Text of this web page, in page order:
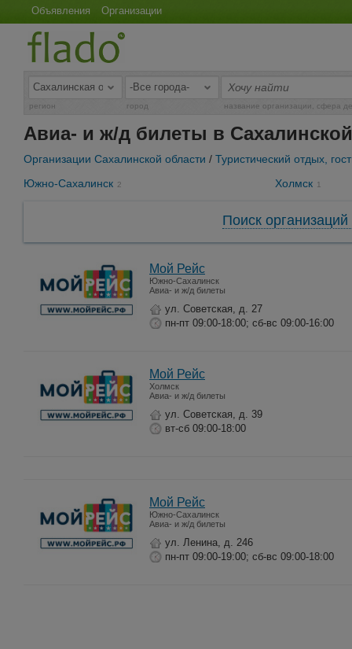
Объявления Организации
регион город название организации, сфера
Авиа- и ж/д билеты в
Организации Сахалинской области / Туристический отдых,
Южно-Сахалинск 2 Холмск 1
Поиск организаций
Мой Рейс
Южно-Сахалинск
Авиа- и ж/д билеты
ул. Советская, д. 27
пн-пт 09:00-18:00; сб-вс 09:00-16:00
Мой Рейс
Холмск
Авиа- и ж/д билеты
ул. Советская, д. 39
вт-сб 09:00-18:00
Мой Рейс
Южно-Сахалинск
Авиа- и ж/д билеты
ул. Ленина, д. 246
пн-пт 09:00-19:00; сб-вс 09:00-18:00